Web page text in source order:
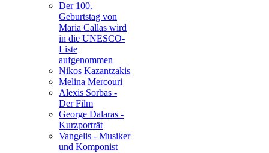
Der 100.
Geburtstag von
Maria Callas wird
in die UNESCO-
Liste
aufgenommen
Nikos Kazantzakis
Melina Mercouri
Alexis Sorbas -
Der Film
George Dalaras -
Kurzporträt
Vangelis - Musiker
und Komponist